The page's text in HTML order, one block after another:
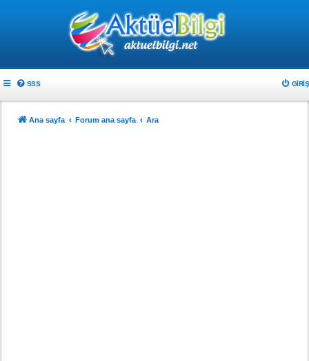
SSS GIRIŞ
Ana sayfa Forum ana sayfa Ara